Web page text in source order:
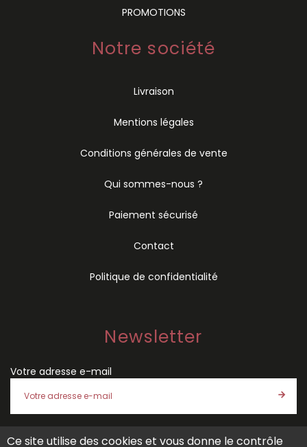
PROMOTIONS
Notre société
Livraison
Mentions légales
Conditions générales de vente
Qui sommes-nous ?
Paiement sécurisé
Contact
Politique de confidentialité
Newsletter
Votre adresse e-mail
Ce site utilise des cookies et vous donne le contrôle